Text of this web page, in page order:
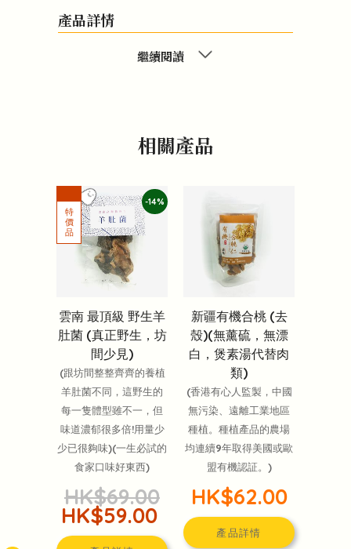
產品詳情
繼續閱讀
相關產品
-14%
雲南 最頂級 野生羊
肚菌 (真正野生，坊
間少見)
(跟坊間整整齊齊的養植
羊肚菌不同，這野生的
每一隻體型雖不一，但
味道濃郁很多倍!用量少
少已很夠味)(一生必試的
食家口味好東西)
HK$69.00
HK$59.00
新疆有機合桃 (去
殼)(無薰硫，無漂
白，煲素湯代替肉
類)
(香港有心人監製，中國
無污染、遠離工業地區
種植。種植產品的農場
均連續9年取得美國或歐
盟有機認証。)
HK$62.00
產品詳情